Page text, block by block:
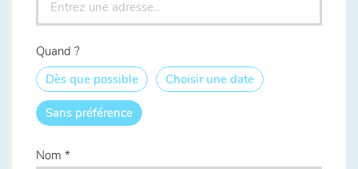
Quand ?
Dès que possible
Choisir une date
Sans préférence
Nom